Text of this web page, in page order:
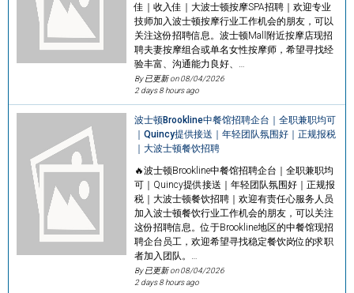
佳｜收入佳｜大波士顿按摩SPA招聘｜欢迎专业
技师加入波士顿按摩行业工作机会的朋友，可以
关注这份招聘信息。波士顿Mall附近按摩店现招
聘夫妻按摩组合或单名女性按摩师，希望寻找经
验丰富、沟通能力良好、…
By 已更新 on08/04/2026
2 days 8 hours ago
波士顿Brookline中餐馆招聘企台｜全职兼职均可
｜Quincy提供接送｜年轻团队氛围好｜正规报税
｜大波士顿餐饮招聘
🔥波士顿Brookline中餐馆招聘企台｜全职兼职均
可｜Quincy提供接送｜年轻团队氛围好｜正规报
税｜大波士顿餐饮招聘｜欢迎有责任心服务人员
加入波士顿餐饮行业工作机会的朋友，可以关注
这份招聘信息。位于Brookline地区的中餐馆现招
聘企台员工，欢迎希望寻找稳定餐饮岗位的求职
者加入团队。…
By 已更新 on08/04/2026
2 days 8 hours ago